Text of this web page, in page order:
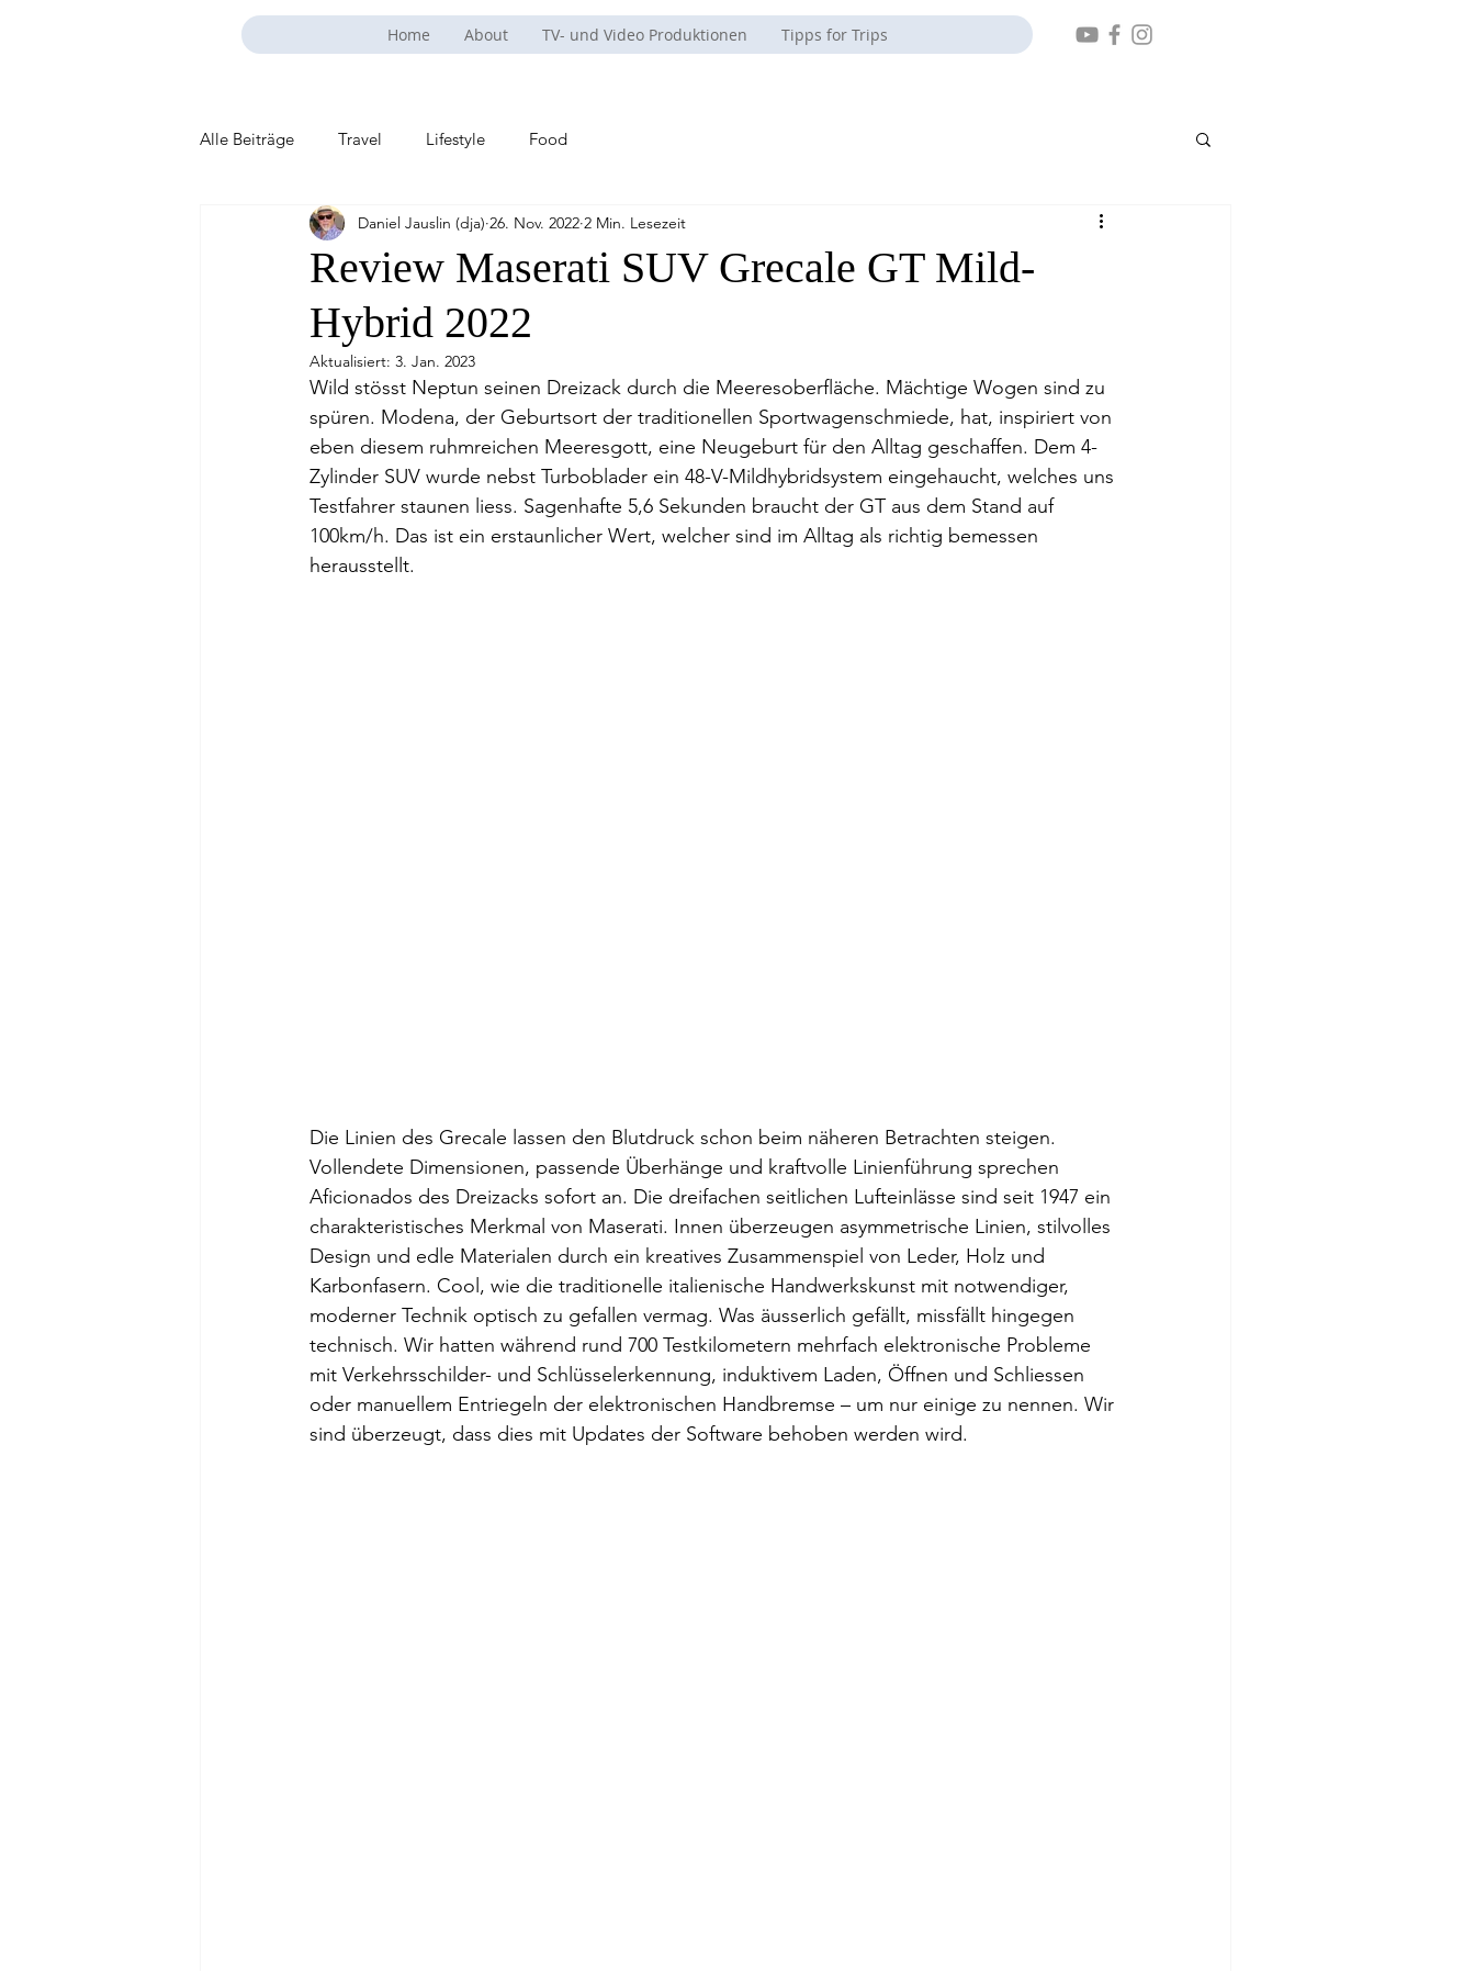
Home About TV- und Video Produktionen Tipps for Trips
Alle Beiträge Travel Lifestyle Food
Review Maserati SUV Grecale GT Mild-
Hybrid 2022
Daniel Jauslin (dja) 26. Nov. 2022 2 Min. Lesezeit
Aktualisiert: 3. Jan. 2023
Wild stösst Neptun seinen Dreizack durch die Meeresoberfläche. Mächtige Wogen sind zu
spüren. Modena, der Geburtsort der traditionellen Sportwagenschmiede, hat, inspiriert von
eben diesem ruhmreichen Meeresgott, eine Neugeburt für den Alltag geschaffen. Dem 4-
Zylinder SUV wurde nebst Turboblader ein 48-V-Mildhybridsystem eingehaucht, welches uns
Testfahrer staunen liess. Sagenhafte 5,6 Sekunden braucht der GT aus dem Stand auf
100km/h. Das ist ein erstaunlicher Wert, welcher sind im Alltag als richtig bemessen
herausstellt.
Die Linien des Grecale lassen den Blutdruck schon beim näheren Betrachten steigen.
Vollendete Dimensionen, passende Überhänge und kraftvolle Linienführung sprechen
Aficionados des Dreizacks sofort an. Die dreifachen seitlichen Lufteinlässe sind seit 1947 ein
charakteristisches Merkmal von Maserati. Innen überzeugen asymmetrische Linien, stilvolles
Design und edle Materialen durch ein kreatives Zusammenspiel von Leder, Holz und
Karbonfasern. Cool, wie die traditionelle italienische Handwerkskunst mit notwendiger,
moderner Technik optisch zu gefallen vermag. Was äusserlich gefällt, missfällt hingegen
technisch. Wir hatten während rund 700 Testkilometern mehrfach elektronische Probleme
mit Verkehrsschilder- und Schlüsselerkennung, induktivem Laden, Öffnen und Schliessen
oder manuellem Entriegeln der elektronischen Handbremse – um nur einige zu nennen. Wir
sind überzeugt, dass dies mit Updates der Software behoben werden wird.